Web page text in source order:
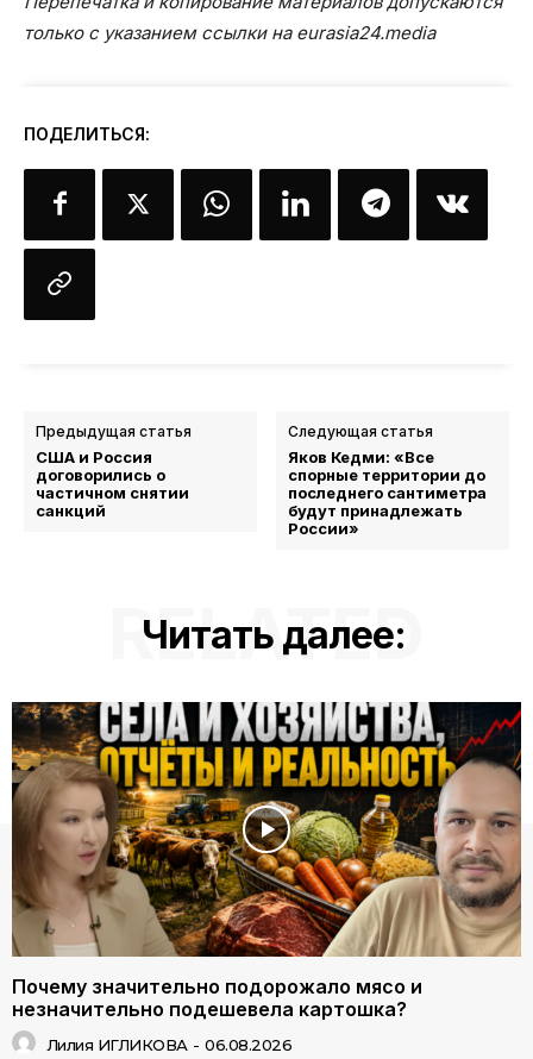
только с указанием ссылки на eurasia24.media
ПОДЕЛИТЬСЯ:
Предыдущая статья
США и Россия
договорились о
частичном снятии
санкций
Следующая статья
Яков Кедми: «Все
спорные территории до
последнего сантиметра
будут принадлежать
России»
Читать далее:
RELATED
Почему значительно подорожало мясо и
незначительно подешевела картошка?
Лилия ИГЛИКОВА - 06.08.2026